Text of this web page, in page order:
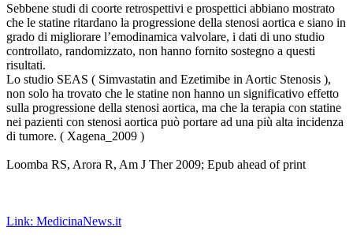
Sebbene studi di coorte retrospettivi e prospettici abbiano mostrato
che le statine ritardano la progressione della stenosi aortica e siano in
grado di migliorare l’emodinamica valvolare, i dati di uno studio
controllato, randomizzato, non hanno fornito sostegno a questi
risultati.
Lo studio SEAS ( Simvastatin and Ezetimibe in Aortic Stenosis ),
non solo ha trovato che le statine non hanno un significativo effetto
sulla progressione della stenosi aortica, ma che la terapia con statine
nei pazienti con stenosi aortica può portare ad una più alta incidenza
di tumore. ( Xagena_2009 )
Loomba RS, Arora R, Am J Ther 2009; Epub ahead of print
Link: MedicinaNews.it